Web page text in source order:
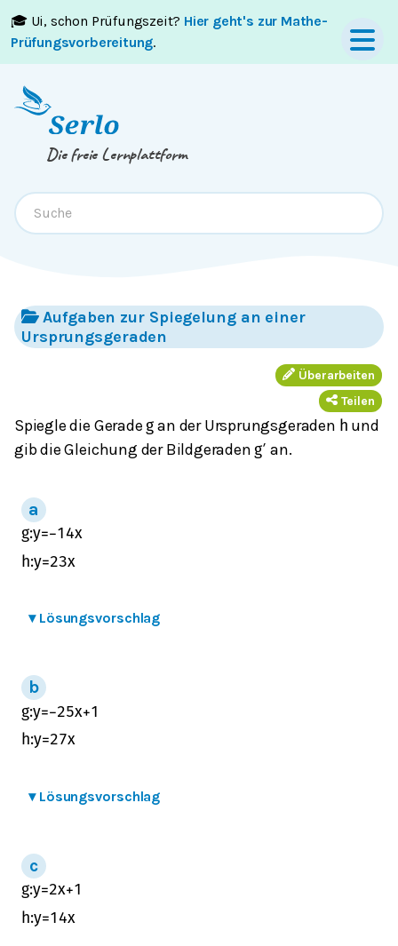
🎓 Ui, schon Prüfungszeit? Hier geht's zur Mathe-
Prüfungsvorbereitung.
Springe zumInhaltoderFooter
Die freie Lernplattform
Aufgaben zur Spiegelung an einer
Ursprungsgeraden
Überarbeiten
Teilen
Spiegle die Gerade g an der Ursprungsgeraden h und
gib die Gleichung der Bildgeraden g′ an.
g:y=−1 4x
h:y=23x
▾ Lösungsvorschlag
g:y=−25x+1
h:y=27x
▾ Lösungsvorschlag
g:y=2x+1
h:y=1 4x